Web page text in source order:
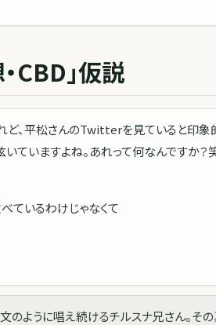
CBD」仮説
、平松さんのTwitterを見ていると印象
いていますよね。あれって何なんですか？
ているわけじゃなくて
文のように唱え続けるチルスナ兄さん。そ